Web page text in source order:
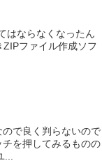
はならなくなったん
ファイル作成ソフ
で良く判らないので
を押してみるものの